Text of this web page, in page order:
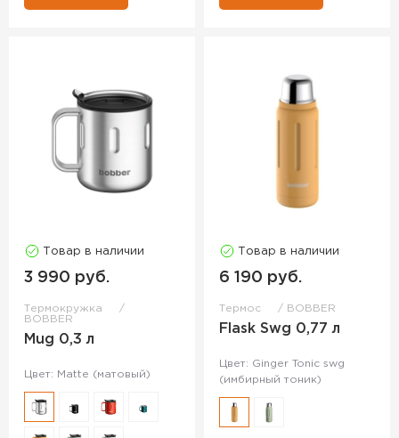
Товар в наличии
3 990 руб.
Термокружка
BOBBER
Mug 0,3 л
Цвет: Matte (матовый)
Товар в наличии
6 190 руб.
Термос BOBBER
Flask Swg 0,77 л
Цвет: Ginger Tonic swg
(имбирный тоник)